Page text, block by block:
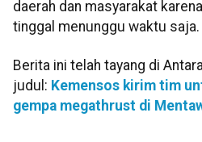
daerah dan masyarakat
tinggal menunggu waktu saja.
Berita ini telah tayang di
judul: Kemensos kirim tim
gempa megathrust di